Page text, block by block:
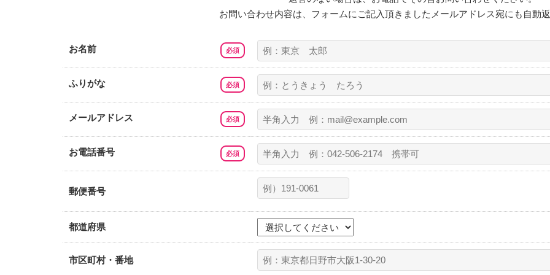
お問い合わせ内容は、フォームにご記入頂きましたメールアドレス宛にも自動返
お名前
ふりがな
メールアドレス
お電話番号
郵便番号
都道府県
市区町村・番地